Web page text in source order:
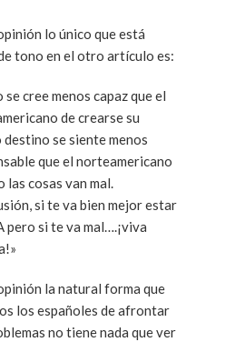
lo único que está
tono en el otro artículo es:
se cree menos capaz que el
de crearse su
se siente menos
que el norteamericano
las cosas van mal.
si te va bien mejor estar
pero si te va mal….¡viva
la natural forma que
los españoles de afrontar
no tiene nada que ver